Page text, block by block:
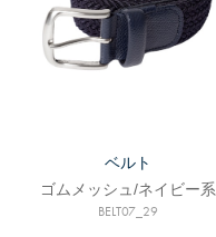
ベルト
ゴムメッシュ/ネイビー系
BELT07_29